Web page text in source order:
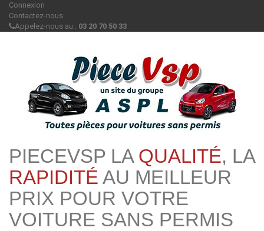
Connexion
Contactez-nous
Appelez-nous au : 03 20 70 50 33
PIECEVSP LA QUALITÉ, LA
RAPIDITÉ AU MEILLEUR
PRIX POUR VOTRE
VOITURE SANS PERMIS